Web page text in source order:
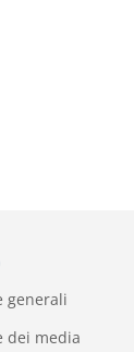
generali
dei media